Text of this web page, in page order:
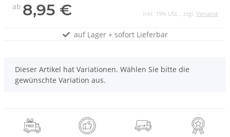
ab 8,95 € inkl. 19% USt. , zzgl. Versand
auf Lager + sofort Lieferbar
x
Dieser Artikel hat Variationen. Wählen Sie bitte die
gewünschte Variation aus.